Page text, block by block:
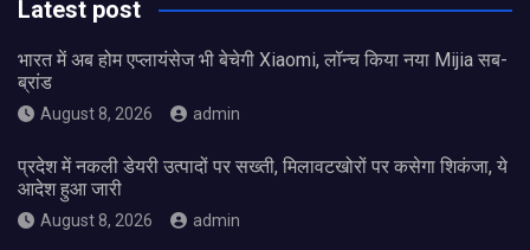
Latest post
भारत में अब होम एप्लायंसेज भी बेचेगी Xiaomi, लॉन्च किया नया Mijia सब-
ब्रांड
August 8, 2026 admin
प्रदेश में नकली डेयरी उत्पादों पर सख्ती, मिलावटखोरों पर कसेगा शिकंजा, ये
आदेश हुआ जारी
August 8, 2026 admin